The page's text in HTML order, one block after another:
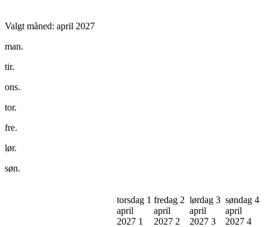
Valgt måned: april 2027
man.
tir.
ons.
tor.
fre.
lør.
søn.
torsdag 1
april
2027 1
fredag 2
april
2027 2
lørdag 3
april
2027 3
søndag 4
april
2027 4